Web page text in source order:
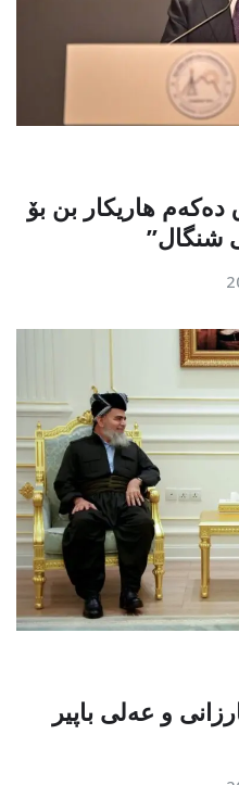
هاریكار بن بۆ
شنگال”
و عەلی باپیر